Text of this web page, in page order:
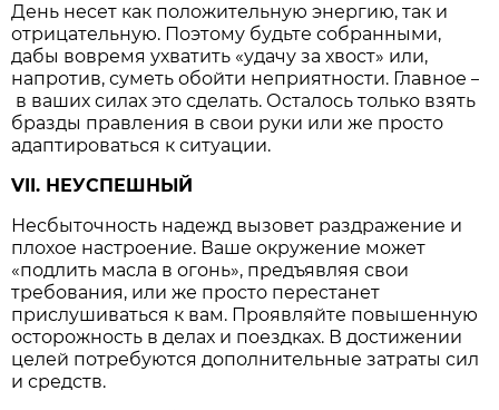
День несет как положительную энергию, так и
отрицательную. Поэтому будьте собранными,
дабы вовремя ухватить «удачу за хвост» или,
напротив, суметь обойти неприятности. Главное–
в ваших силах это сделать. Осталось только взять
бразды правления в свои руки или же просто
адаптироваться к ситуации.
VII. НЕУСПЕШНЫЙ
Несбыточность надежд вызовет раздражение и
плохое настроение. Ваше окружение может
«подлить масла в огонь», предъявляя свои
требования, или же просто перестанет
прислушиваться к вам. Проявляйте повышенную
осторожность в делах и поездках. В достижении
целей потребуются дополнительные затраты сил
и средств.